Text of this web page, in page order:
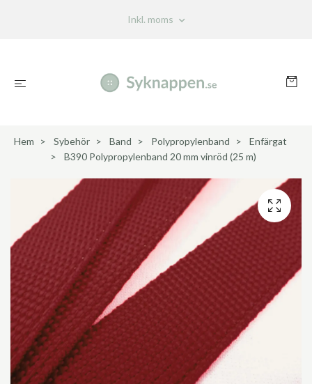
Inkl. moms
Hem Sybehör Band Polypropylenband
Enfärgat
B390 Polypropylenband 20 mm vinröd (25 m)